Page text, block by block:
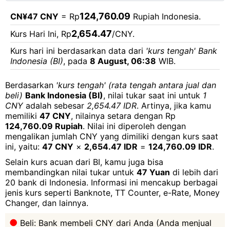
CN¥47 CNY = Rp124,760.09 Rupiah Indonesia.
Kurs Hari Ini, Rp2,654.47/CNY.
Kurs hari ini berdasarkan data dari 'kurs tengah' Bank
Indonesia (BI), pada 8 August, 06:38 WIB.
Berdasarkan 'kurs tengah' (rata tengah antara jual dan
beli) Bank Indonesia (BI), nilai tukar saat ini untuk 1
CNYadalah sebesar 2,654.47 IDR. Artinya, jika kamu
memiliki 47 CNY, nilainya setara dengan Rp
124,760.09 Rupiah. Nilai ini diperoleh dengan
mengalikan jumlah CNY yang dimiliki dengan kurs saat
ini, yaitu: 47 CNY × 2,654.47 IDR = 124,760.09 IDR.
Selain kurs acuan dari BI, kamu juga bisa
membandingkan nilai tukar untuk 47 Yuan di lebih dari
20 bank di Indonesia. Informasi ini mencakup berbagai
jenis kurs seperti Banknote, TT Counter, e-Rate, Money
Changer, dan lainnya.
Beli: Bank membeli CNY dari Anda (Anda menjual